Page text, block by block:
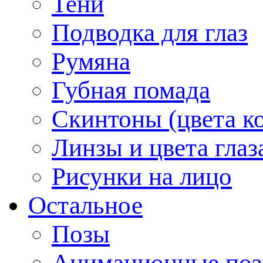
Подводка для глаз
Румяна
Губная помада
Скинтоны (цвета
Линзы и цвета
Рисунки на лицо
Остальное
Позы